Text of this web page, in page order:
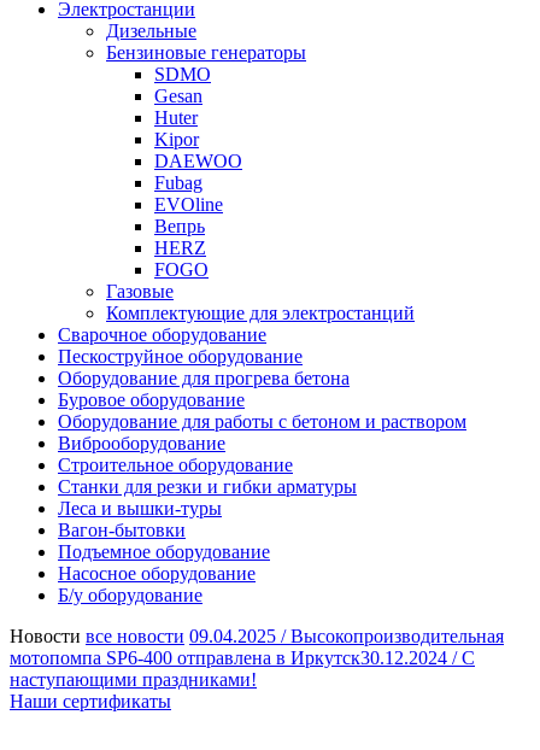
Электростанции
Дизельные
Бензиновые генераторы
SDMO
Gesan
Huter
Kipor
DAEWOO
Fubag
EVOline
Вепрь
HERZ
FOGO
Газовые
Комплектующие для электростанций
Сварочное оборудование
Пескоструйное оборудование
Оборудование для прогрева бетона
Буровое оборудование
Оборудование для работы с бетоном и раствором
Виброоборудование
Строительное оборудование
Станки для резки и гибки арматуры
Леса и вышки-туры
Вагон-бытовки
Подъемное оборудование
Насосное оборудование
Б/у оборудование
Новости все новости 09.04.2025 /Высокопроизводительная
мотопомпа SP6-400 отправлена в Иркутск30.12.2024 /С
наступающими праздниками!
Наши сертификаты